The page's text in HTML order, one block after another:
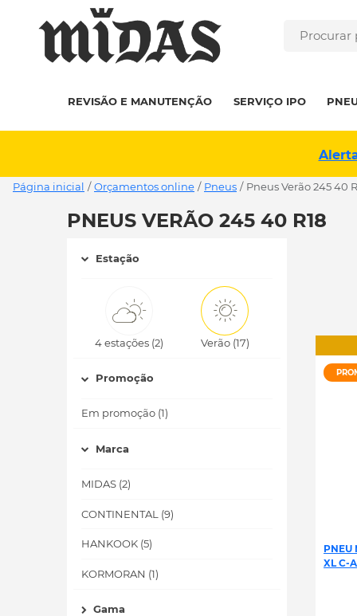
REVISÃO E MANUTENÇÃO SERVIÇO IPO
Página inicial / Orçamentos online / Pneus / pneus Verão 245 40
PNEUS VERÃO 245 40 R18
Estação
4 estações (2) Verão (17)
Promoção
Em promoção (1)
Marca
MIDAS (2)
CONTINENTAL (9)
HANKOOK (5)
KORMORAN (1)
Gama
PNEU
XL C-